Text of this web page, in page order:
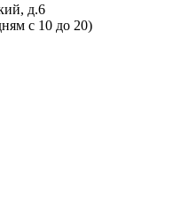
д.6
c 10 до 20)